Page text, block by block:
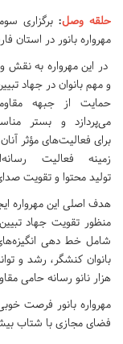
حلقه وصل:برگزاری
مهرواره بانور در استان
در این مهرواره به نقش
و مهم بانوان در جهاد
حمایت از جبهه
می‌پردازد و بستر
برای فعالیت‌های مؤثر
زمینه فعالیت
تولید محتوا و تقویت
هدف اصلی این مهرواره
منظور تقویت جهاد
شامل خط دهی
هزار نانو رسانه حامی
مهرواره بانور فرصت
فضای مجازی با شتاب